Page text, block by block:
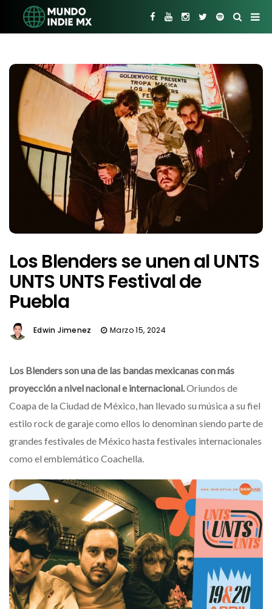
Los Blenders se unen al UNTS
UNTS UNTS Festival de
Puebla
Edwin Jimenez Marzo 15, 2024
Los Blenders son una de las bandas mexicanas con más
proyección a nivel nacional e internacional.Oriundos de
Coapa de la Ciudad de México, han llevado su música a su fiel
estilo rock de garaje como ellos lo denominan siendo parte de
grandes festivales de México hasta festivales internacionales
como el emblemático Coachella.